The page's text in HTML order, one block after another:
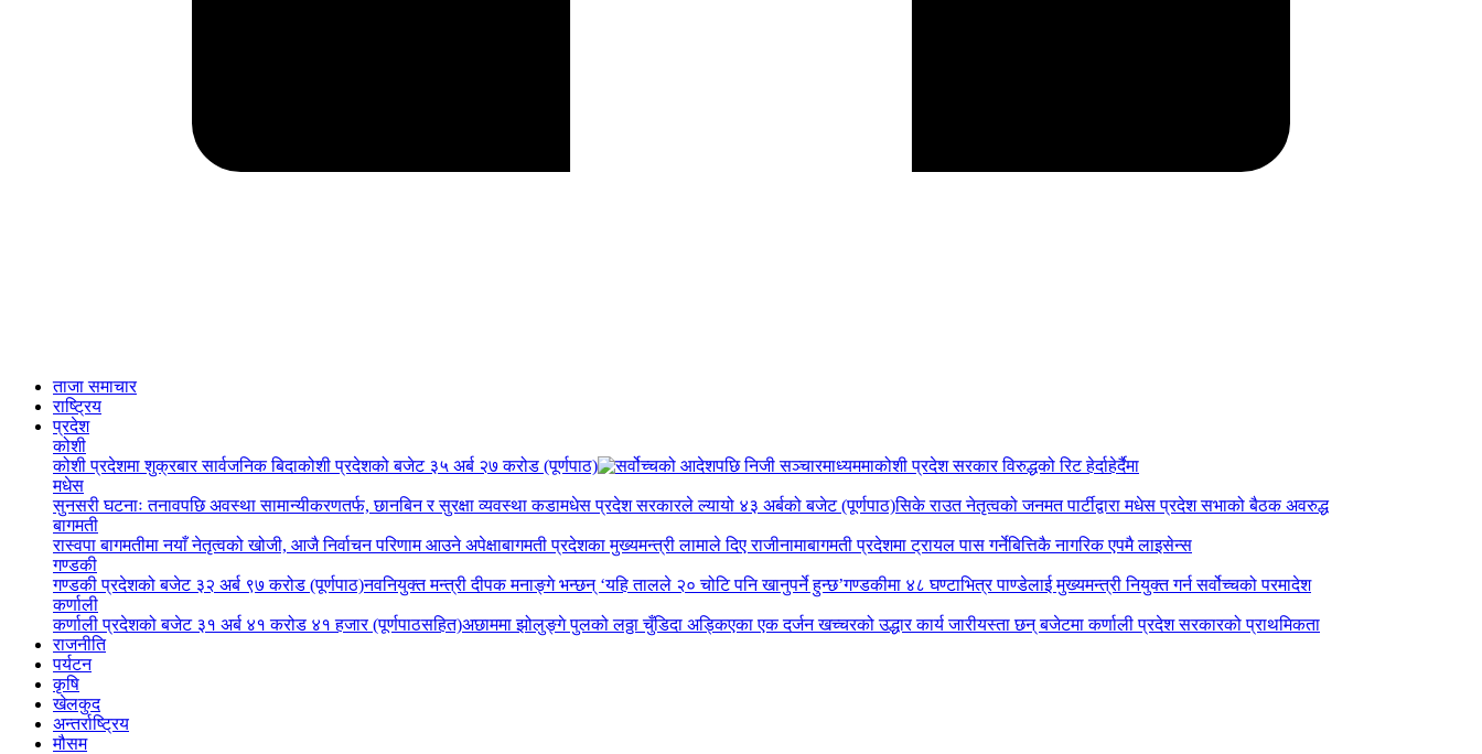
ताजा समाचार
राष्ट्रिय
प्रदेश
कोशी
कोशी प्रदेशमा शुक्रबार सार्वजनिक बिदाकोशी प्रदेशको बजेट ३५ अर्ब २७ करोड (पूर्णपाठ)
कोशी प्रदेश सरकार विरुद्धको रिट हेर्दाहेर्दैमा
मधेस
सुनसरी घटनाः तनावपछि अवस्था सामान्यीकरणतर्फ, छानबिन र सुरक्षा व्यवस्था कडामधेस प्रदेश सरकारले ल्यायो ४३ अर्बको बजेट (पूर्णपाठ)सिके राउत नेतृत्वको जनमत पार्टीद्वारा मधेस प्रदेश सभाको बैठक अवरुद्ध
बागमती
रास्वपा बागमतीमा नयाँ नेतृत्वको खोजी, आजै निर्वाचन परिणाम आउने अपेक्षाबागमती प्रदेशका मुख्यमन्त्री लामाले दिए राजीनामाबागमती प्रदेशमा ट्रायल पास गर्नेबित्तिकै नागरिक एपमै लाइसेन्स
गण्डकी
गण्डकी प्रदेशको बजेट ३२ अर्ब ९७ करोड (पूर्णपाठ)नवनियुक्त मन्त्री दीपक मनाङ्गे भन्छन् ‘यहि तालले २० चोटि पनि खानुपर्ने हुन्छ’गण्डकीमा ४८ घण्टाभित्र पाण्डेलाई मुख्यमन्त्री नियुक्त गर्न सर्वोच्चको परमादेश
कर्णाली
कर्णाली प्रदेशको बजेट ३१ अर्ब ४१ करोड ४१ हजार (पूर्णपाठसहित)अछाममा झोलुङ्गे पुलको लठ्ठा चुँडिदा अड्किएका एक दर्जन खच्चरको उद्धार कार्य जारीयस्ता छन् बजेटमा कर्णाली प्रदेश सरकारको प्राथमिकता
राजनीति
पर्यटन
कृषि
खेलकुद
अन्तर्राष्ट्रिय
मौसम